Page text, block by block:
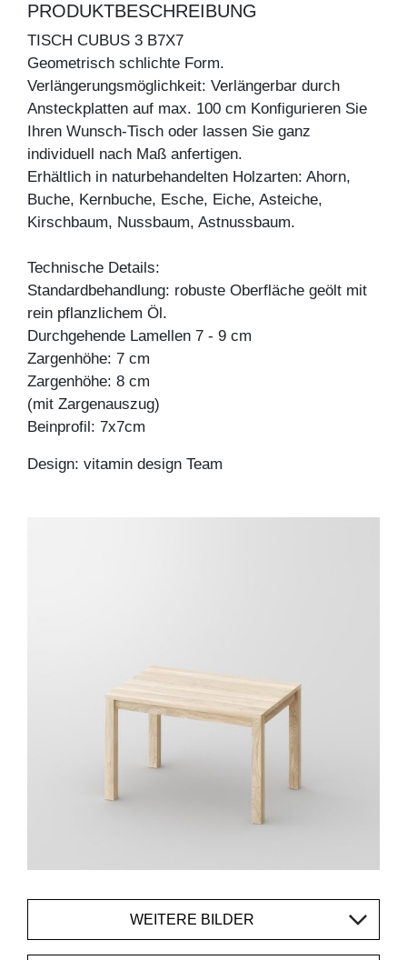
PRODUKTBESCHREIBUNG
TISCH CUBUS 3 B7X7
Geometrisch schlichte Form.
Verlängerungsmöglichkeit: Verlängerbar durch
Ansteckplatten auf max. 100 cm Konfigurieren Sie
Ihren Wunsch-Tisch oder lassen Sie ganz
individuell nach Maß anfertigen.
Erhältlich in naturbehandelten Holzarten: Ahorn,
Buche, Kernbuche, Esche, Eiche, Asteiche,
Kirschbaum, Nussbaum, Astnussbaum.
Technische Details:
Standardbehandlung: robuste Oberfläche geölt mit
rein pflanzlichem Öl.
Durchgehende Lamellen 7 - 9 cm
Zargenhöhe: 7 cm
Zargenhöhe: 8 cm
(mit Zargenauszug)
Beinprofil: 7x7cm
Design: vitamin design Team
WEITERE BILDER